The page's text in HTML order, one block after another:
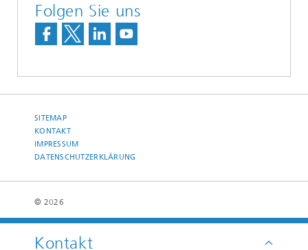
Kontakt
Folgen Sie uns
SITEMAP
KONTAKT
IMPRESSUM
DATENSCHUTZERKLÄRUNG
© 2026